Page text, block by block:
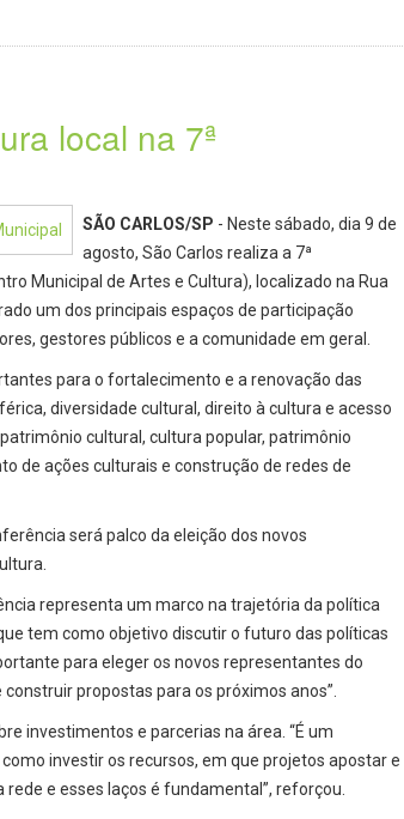
local na 7ª
SÃO CARLOS/SP - Neste sábado, dia 9 de
agosto, São Carlos realiza a 7ª
Municipal de Artes e Cultura), localizado na Rua
um dos principais espaços de participação
gestores públicos e a comunidade em geral.
para o fortalecimento e a renovação das
diversidade cultural, direito à cultura e acesso
cultural, cultura popular, patrimônio
de ações culturais e construção de redes de
será palco da eleição dos novos
representa um marco na trajetória da política
tem como objetivo discutir o futuro das políticas
para eleger os novos representantes do
propostas para os próximos anos”.
investimentos e parcerias na área. “É um
investir os recursos, em que projetos apostar e
e esses laços é fundamental”, reforçou.